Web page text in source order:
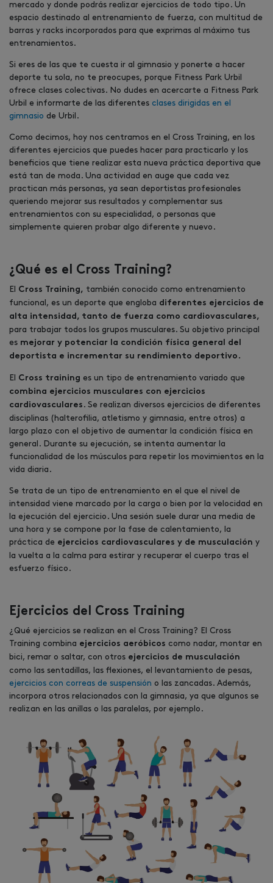
mercado y donde podrás realizar ejercicios de todo tipo. Un
espacio destinado al entrenamiento de fuerza, con multitud de
barras y racks incorporados para que exprimas al máximo tus
entrenamientos.
Si eres de las que te cuesta ir al gimnasio y ponerte a hacer
deporte tu sola, no te preocupes, porque Fitness Park Urbil
ofrece clases colectivas. No dudes en acercarte a Fitness Park
Urbil e informarte de las diferentes clases dirigidas en el
gimnasio de Urbil.
Como decimos, hoy nos centramos en el Cross Training, en los
diferentes ejercicios que puedes hacer para practicarlo y los
beneficios que tiene realizar esta nueva práctica deportiva que
está tan de moda. Una actividad en auge que cada vez
practican más personas, ya sean deportistas profesionales
queriendo mejorar sus resultados y complementar sus
entrenamientos con su especialidad, o personas que
simplemente quieren probar algo diferente y nuevo.
¿Qué es el Cross Training?
El Cross Training, también conocido como entrenamiento
funcional, es un deporte que engloba diferentes ejercicios de
alta intensidad, tanto de fuerza como cardiovasculares,
para trabajar todos los grupos musculares. Su objetivo principal
es mejorar y potenciar la condición física general del
deportista e incrementar su rendimiento deportivo.
El Cross training es un tipo de entrenamiento variado que
combina ejercicios musculares con ejercicios
cardiovasculares . Se realizan diversos ejercicios de diferentes
disciplinas (halterofilia, atletismo y gimnasia, entre otros) a
largo plazo con el objetivo de aumentar la condición física en
general. Durante su ejecución, se intenta aumentar la
funcionalidad de los músculos para repetir los movimientos en la
vida diaria.
Se trata de un tipo de entrenamiento en el que el nivel de
intensidad viene marcado por la carga o bien por la velocidad en
la ejecución del ejercicio. Una sesión suele durar una media de
una hora y se compone por la fase de calentamiento, la
práctica de ejercicios cardiovasculares y de musculación y
la vuelta a la calma para estirar y recuperar el cuerpo tras el
esfuerzo físico.
Ejercicios del Cross Training
¿Qué ejercicios se realizan en el Cross Training? El Cross
Training combina ejercicios aeróbicos como nadar, montar en
bici, remar o saltar, con otros ejercicios de musculación
como las sentadillas, las flexiones, el levantamiento de pesas,
ejercicios con correas de suspensión o las zancadas. Además,
incorpora otros relacionados con la gimnasia, ya que algunos se
realizan en las anillas o las paralelas, por ejemplo.